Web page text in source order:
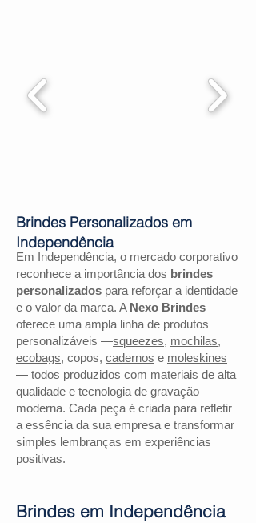
Em Independência, o mercado corporativo
reconhece a importância dos brindes
personalizados para reforçar a identidade
e o valor da marca. A Nexo Brindes
oferece uma ampla linha de produtos
personalizáveis —squeezes, mochilas,
ecobags, copos, cadernos e moleskines
— todos produzidos com materiais de alta
qualidade e tecnologia de gravação
moderna. Cada peça é criada para refletir
a essência da sua empresa e transformar
simples lembranças em experiências
positivas.
Brindes Personalizados em
Independência
Brindes em Independência